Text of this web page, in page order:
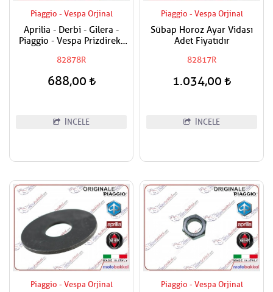
Piaggio - Vespa Orjinal
Aprilia - Derbi - Gilera -
Piaggio - Vespa Prizdirekt
82878R
688,00
İNCELE
Piaggio - Vespa Orjinal
Sübap Horoz Ayar Vidası
Adet Fiyatıdır
82817R
1.034,00
İNCELE
Piaggio - Vespa Orjinal Piaggio - Vespa Orjinal